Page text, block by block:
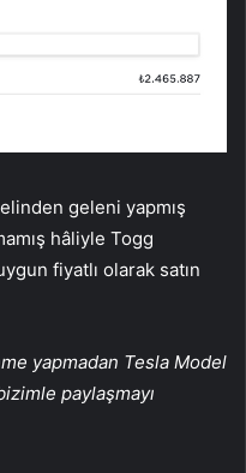
geleni yapmış
hâliyle Togg
fiyatlı olarak satın
yapmadan Tesla Model
paylaşmayı